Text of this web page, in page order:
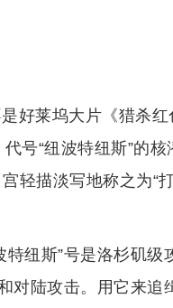
好莱坞大片《猎杀红
号“纽波特纽斯”的核
轻描淡写地称之为“
纽斯”号是洛杉矶级
对陆攻击。用它来追